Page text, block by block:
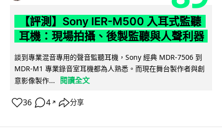
【評測】Sony IER-M500 入耳式監聽
耳機：現場拍攝、後製監聽與人聲利器
談到專業混音專用的聲音監聽耳機，Sony 經典 MDR-7506 到
MDR-M1 專業錄音室耳機都為人熟悉。而現在舞台製作者與創
意影像製作...
閱讀全文
36 4 ↗ 分享